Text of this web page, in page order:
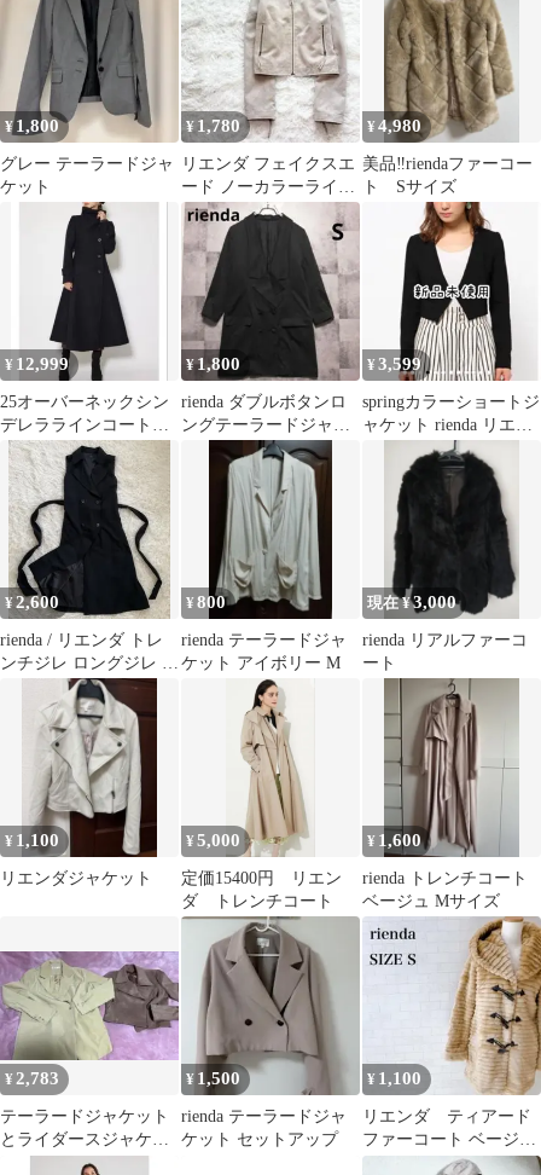
¥ 1,800
グレー テーラードジャ
ケット
¥ 1,780
リエンダ フェイクスエ
ード ノーカラーライダ
ースジャケット 袖ファ
スナー 上品
¥4,980
美品‼︎riendaファーコー
ト Sサイズ
¥ 12,999
25オーバーネックシン
デレララインコート
M 黒
¥1,800
rienda ダブルボタンロ
ングテーラードジャケ
ット ブラック S
¥3,599
springカラーショートジ
ャケット rienda リエン
ダ ジャケット
¥2,600
rienda / リエンダ トレ
ンチジレ ロングジレ 黒
ブラック ベルト付
¥800
rienda テーラードジャ
ケット アイボリー M
現在 ¥3,000
rienda リアルファーコ
ート
¥ 1,100
リエンダジャケット
¥5,000
定価15400円 リエン
ダ トレンチコート
¥ 1,600
rienda トレンチコート
ベージュ Mサイズ
¥2,783
テーラードジャケット
とライダースジャケッ
¥ 1,500
rienda テーラードジャ
ケット セットアップ
¥ 1,100
リエンダ ティアード
ファーコート ベージュ
フード付 ダッフル